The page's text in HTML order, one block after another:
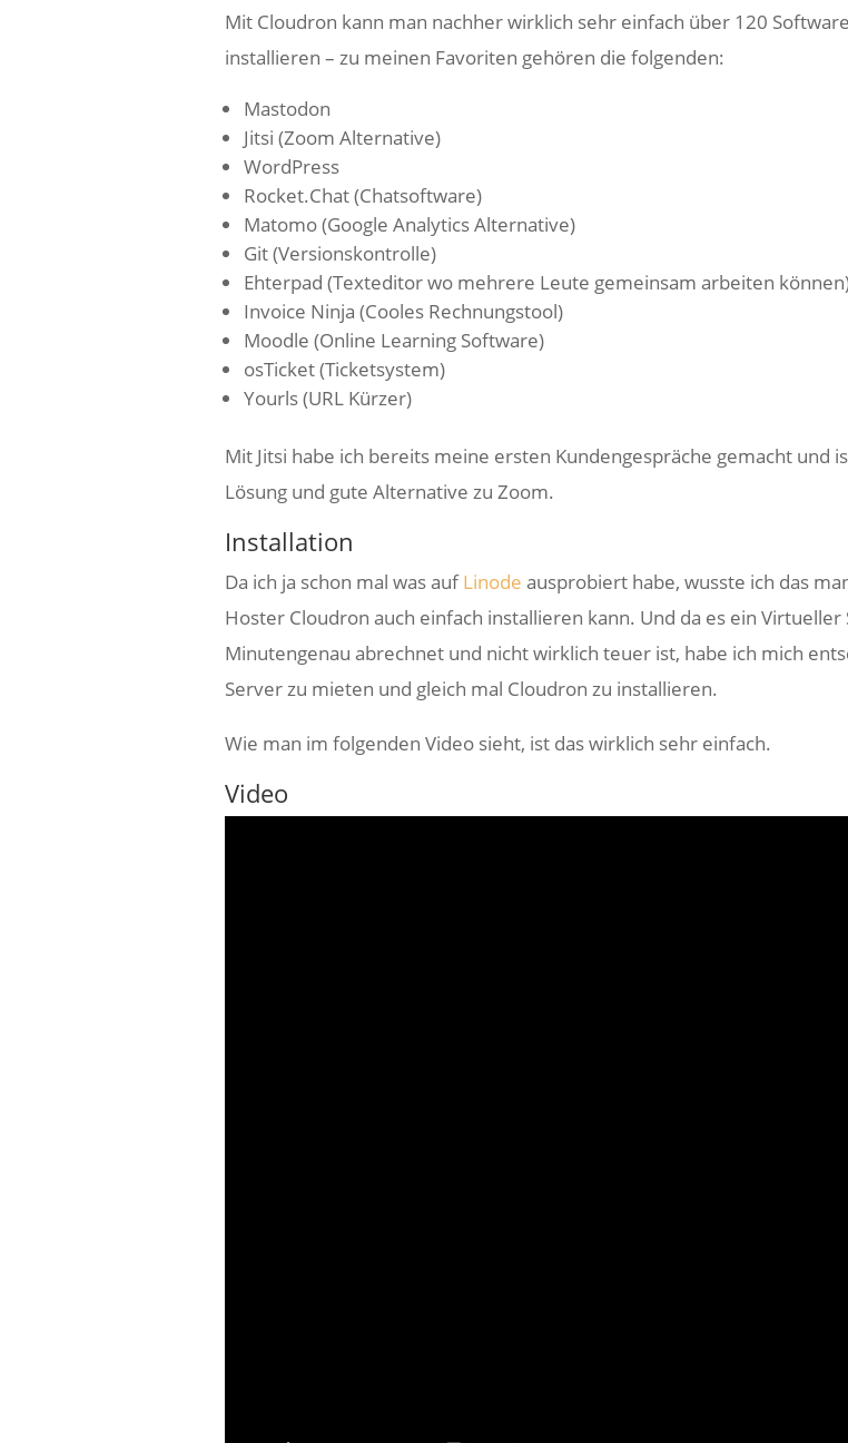
Mit Cloudron kann man nachher wirklich sehr einfach über 120
installieren – zu meinen Favoriten gehören die folgenden:
Mastodon
Jitsi (Zoom Alternative)
WordPress
Rocket.Chat (Chatsoftware)
Matomo (Google Analytics Alternative)
Git (Versionskontrolle)
Ehterpad (Texteditor wo mehrere Leute gemeinsam arbeiten
Invoice Ninja (Cooles Rechnungstool)
Moodle (Online Learning Software)
osTicket (Ticketsystem)
Yourls (URL Kürzer)
Mit Jitsi habe ich bereits meine ersten Kundengespräche gemacht und
Lösung und gute Alternative zu Zoom.
Installation
Da ich ja schon mal was aufLinode ausprobiert habe, wusste ich das
Hoster Cloudron auch einfach installieren kann. Und da es ein
Minutengenau abrechnet und nicht wirklich teuer ist, habe ich mich
Server zu mieten und gleich mal Cloudron zu installieren.
Wie man im folgenden Video sieht, ist das wirklich sehr einfach.
Video